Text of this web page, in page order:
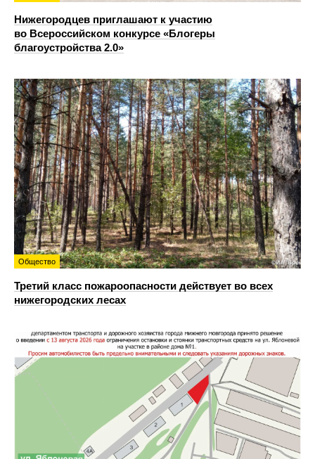
Нижегородцев приглашают к участию
во Всероссийском конкурсе «Блогеры
благоустройства 2.0»
Общество
Третий класс пожароопасности действует во всех
нижегородских лесах